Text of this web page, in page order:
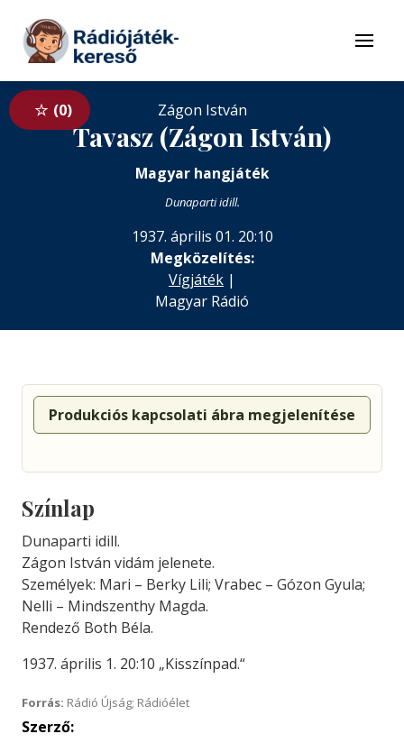
Tovább a tartalomhoz
Menü
0 Zágon István
Tavasz (Zágon István)
Magyar hangjáték
Dunaparti idill.
1937. április 01. 20:10
Megközelítés:
Vígjáték |
Magyar Rádió
Produkciós kapcsolati ábra megjelenítése
Színlap
Dunaparti idill.
Zágon István vidám jelenete.
Személyek: Mari – Berky Lili; Vrabec – Gózon Gyula;
Nelli – Mindszenthy Magda.
Rendező Both Béla.
1937. április 1. 20:10 „Kisszínpad.“
Forrás: Rádió Újság; Rádióélet
Szerző: